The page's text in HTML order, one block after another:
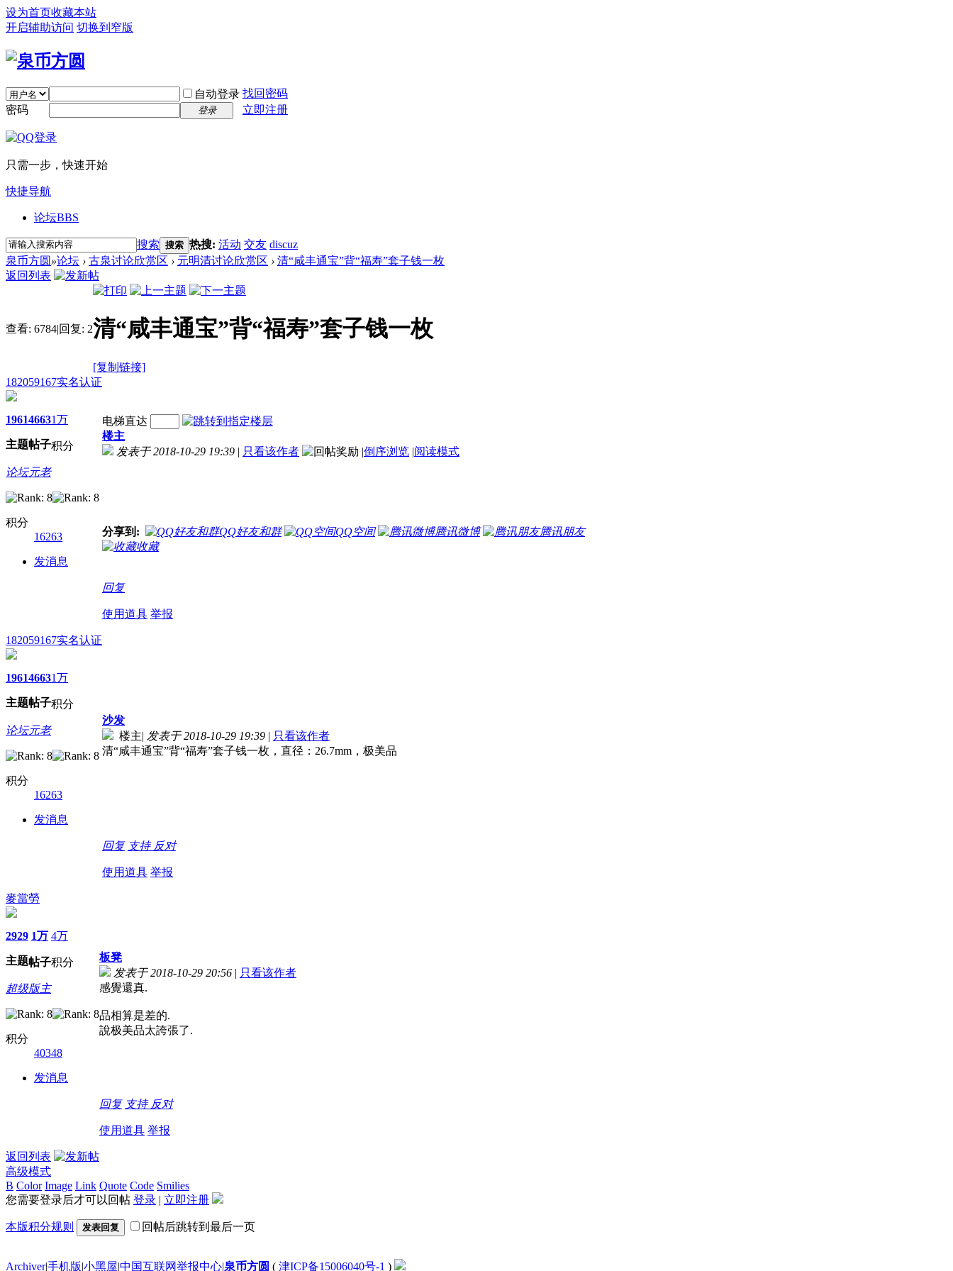
设为首页收藏本站
开启辅助访问 切换到窄版
自动登录 找回密码
密码
登录 立即注册
只需一步，快速开始
快捷导航
论坛BBS
搜索 搜索 热搜: 活动 交友 discuz
泉币方圆 »论坛 › 古泉讨论欣赏区 › 元明清讨论欣赏区 › 清“咸丰通宝”背“福寿”套子钱一枚
返回列表
查看: 6784|回复: 2清“咸丰通宝”背“福寿”套子钱一枚
[复制链接]
182059167实名认证
1961
主题
4663
帖子
1万
积分
论坛元老
积分
16263
发消息
电梯直达
楼主
发表于 2018-10-29 19:39 | 只看该作者 |倒序浏览 |阅读模式
分享到: QQ好友和群 QQ空间 腾讯微博
腾讯朋友
收藏
回复
使用道具 举报
182059167实名认证
1961
主题
4663
帖子
1万
积分
论坛元老
积分
16263
发消息
沙发
楼主| 发表于 2018-10-29 19:39 | 只看该作者
清“咸丰通宝”背“福寿”套子钱一枚，直径：26.7mm，极美品
回复 支持 反对
使用道具 举报
麥當勞
2929
主题
1万
帖子
4万
积分
超级版主
积分
40348
发消息
板凳
发表于 2018-10-29 20:56 | 只看该作者
感覺還真.
品相算是差的.
說极美品太誇張了.
回复 支持 反对
使用道具 举报
返回列表
高级模式
B Color Image Link Quote Code Smilies
您需要登录后才可以回帖 登录 | 立即注册
本版积分规则 发表回复 回帖后跳转到最后一页
Archiver|手机版|小黑屋|中国互联网举报中心|泉币方圆 ( 津ICP备15006040号-1 )